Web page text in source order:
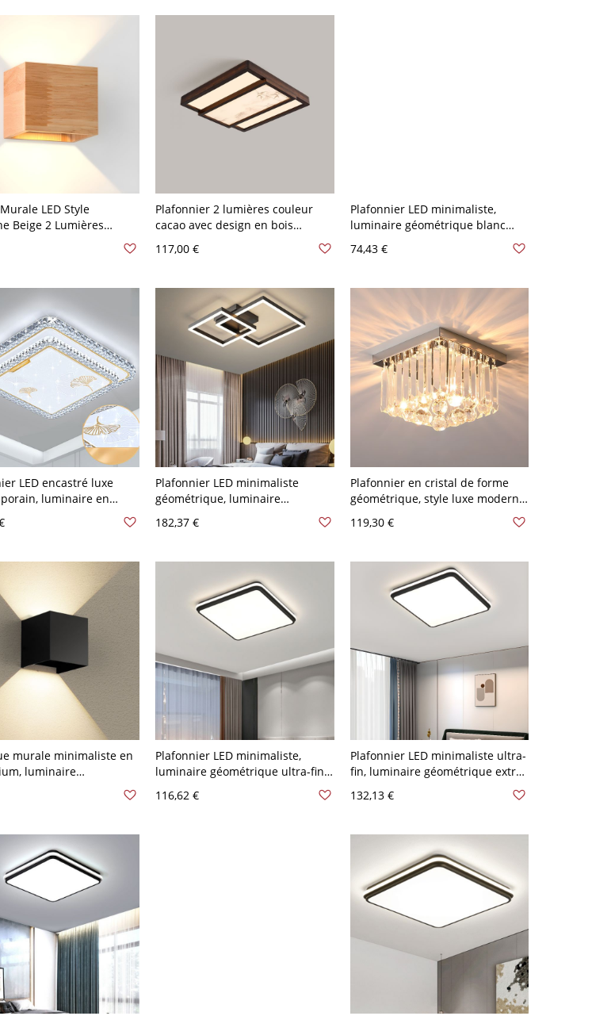
LED Style
Beige 2 Lumières
Géométrique en Bois -
V Bois Gradation à
Plafonnier 2 lumières couleur
cacao avec design en bois
Carré
117,00 €
Plafonnier LED minimaliste,
luminaire géométrique blanc
éblouissement - 110 V-120 V
74,43 €
LED encastré luxe
luminaire en
dorés et motif feuille de
Plafonnier LED minimaliste
géométrique, luminaire
chambre et couloir - Noir 110 V-
182,37 €
Plafonnier en cristal de forme
géométrique, style luxe moderne,
en acier inoxydable - Argent 110
V-120 V Carré
119,30 €
murale minimaliste en
luminaire
aux
Plafonnier LED minimaliste,
luminaire géométrique ultra-fin
avec abat-jour en acrylique - 110
V-120 V Carré 50,8 cm Gradation
116,62 €
Plafonnier LED minimaliste ultra-
fin, luminaire géométrique extra-
plat avec diffuseur en acrylique -
110 V-120 V 30,48 cm Carré
132,13 €